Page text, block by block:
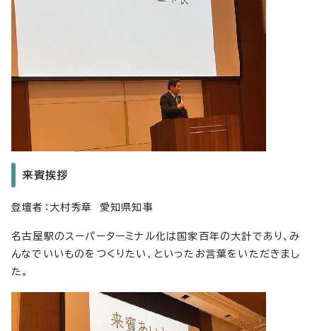
来賓挨拶
登壇者：大村秀章 愛知県知事
名古屋駅のスーパーターミナル化は国家百年の大計であり、み
んなでいいものをつくりたい、といったお言葉をいただきまし
た。